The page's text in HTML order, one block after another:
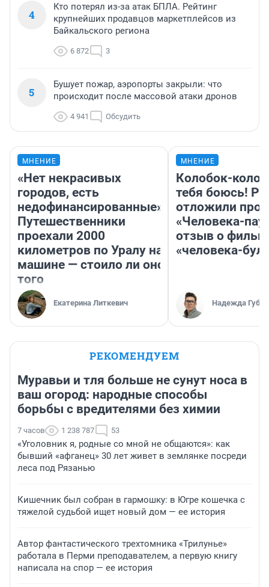
4
Кто потерял из-за атак БПЛА. Рейтинг
крупнейших продавцов маркетплейсов из
Байкальского региона
6 872 3
5
Бушует пожар, аэропорты закрыли: что
происходит после массовой атаки дронов
4 941 Обсудить
МНЕНИЕ
«Нет некрасивых
городов, есть
недофинансированные».
Путешественники
проехали 2000
километров по Уралу на
машине — стоило ли оно
того
Екатерина Литкевич
МНЕНИЕ
Колобок-
тебя боюсь!
отложили
«Человека-
отзыв о
«человека-
Надежда
РЕКОМЕНДУЕМ
Муравьи и тля больше не сунут носа в
ваш огород: народные способы
борьбы с вредителями без химии
7 часов 1 238 787 53
«Уголовник я, родные со мной не общаются»: как
бывший «афганец» 30 лет живет в землянке посреди
леса под Рязанью
Кишечник был собран в гармошку: в Югре кошечка с
тяжелой судьбой ищет новый дом — ее история
Автор фантастического трехтомника «Трилунье»
работала в Перми преподавателем, а первую книгу
написала на спор — ее история